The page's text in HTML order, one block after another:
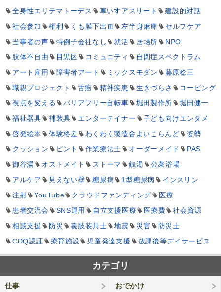
全身性エリテマトーデス
車いすアスリート
建設的対話
社会参加
権利 くも膜下出血 左半身麻痺
セルフケア
当事者の声
特例子会社なし 就活 居場所
NPO
肢体不自由
目黒区 コミュニティ
自閉症スペクトラム
アート雇用
障害者アート ミックスモダン
藤原稔三
職親プロジェクト
舌癌 精神疾患 生きづらさ
コーピング
視点を変える
バリアフリー自転車 堀田製作所
堀田健一
福祉器具
補装具 エンターテイナー
子ども向けエンタメ
啓発絵本
体験格差 わくわく製造舎よいこらんど
姿勢
クッション
ピント 作業療法士 オーダーメイド
PAS
御谷湯
オストメイト ストーマ 銭湯
公衆浴場
アルケア
見えない壁 糖尿病 1型糖尿病
インスリン
注射
YouTube クラウドファンディング
医療
患者交流会
SNS運用 自立支援医療 医療費
社会資源
相談支援
防災 義肢装具士 地震 災害
防災士
CDQ認証
療育施設 児童発達支援 放課後等デイサービス
カテゴリ
仕事 おでかけ